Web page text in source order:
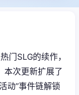
门SLG的续作，
本次更新扩展了
动”事件链解锁